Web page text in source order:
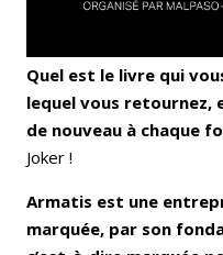
Quel est le livre qui
lequel vous retournez,
de nouveau à chaque
Joker !
Armatis est une
marquée, par son